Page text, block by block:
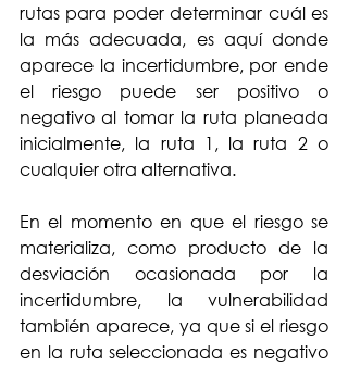
rutas para poder determinar cuál es
la más adecuada, es aquí donde
aparece la incertidumbre, por ende
el riesgo puede ser positivo o
negativo al tomar la ruta planeada
inicialmente, la ruta 1, la ruta 2 o
cualquier otra alternativa.
En el momento en que el riesgo se
materializa, como producto de la
desviación ocasionada por la
incertidumbre, la vulnerabilidad
también aparece, ya que si el riesgo
en la ruta seleccionada es negativo